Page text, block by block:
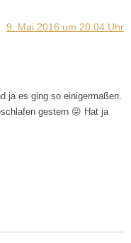
9. Mai 2016 um 20:04 Uhr
ja es ging so einigermaßen.
gestern 😛 Hat ja